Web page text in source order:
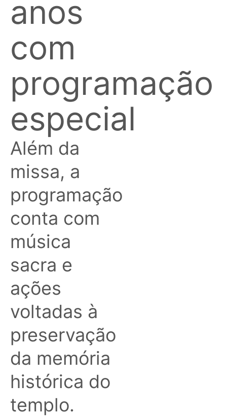
anos
com
programação
especial
Além da
missa, a
programação
conta com
música
sacra e
ações
voltadas à
preservação
da memória
histórica do
templo.